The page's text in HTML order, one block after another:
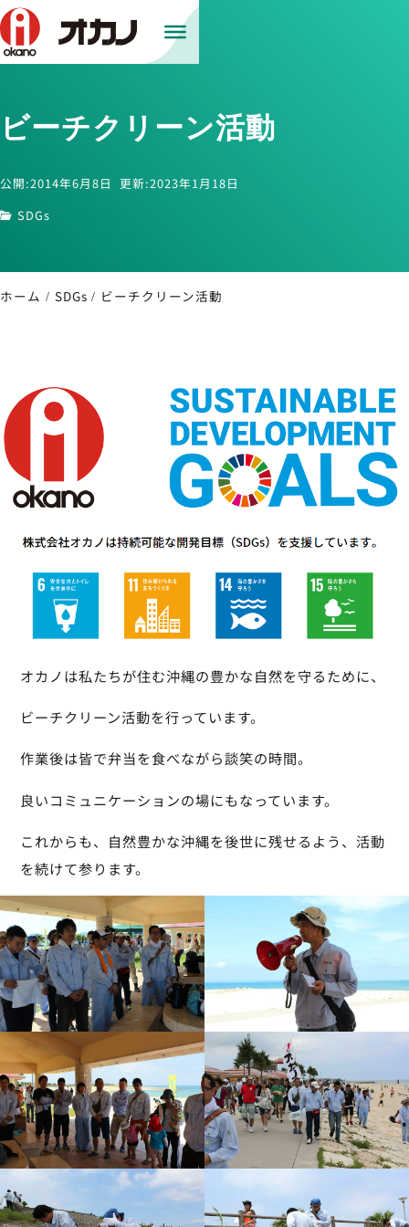
ビーチクリーン活動
公開:2014年6月8日 更新:2023年1月18日
SDGs
ホーム SDGs ビーチクリーン活動
オカノは私たちが住む沖縄の豊かな自然を守るために、
ビーチクリーン活動を行っています。
作業後は皆で弁当を食べながら談笑の時間。
良いコミュニケーションの場にもなっています。
これからも、自然豊かな沖縄を後世に残せるよう、活動
を続けて参ります。